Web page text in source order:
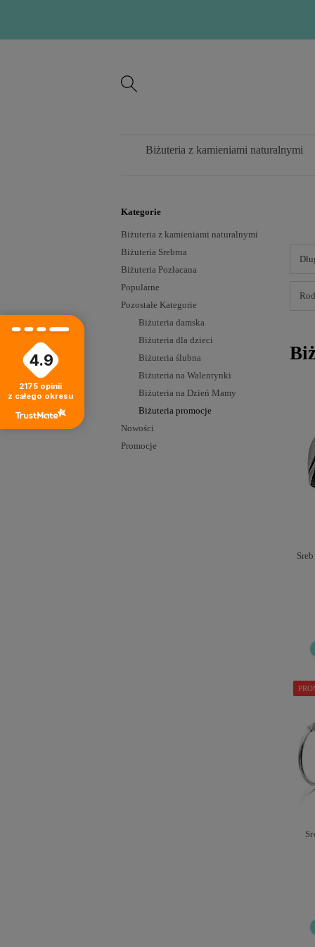
Biżuteria z kamieniami naturalnymi
Kategorie
Biżuteria z kamieniami naturalnymi
Biżuteria Srebrna
Biżuteria Pozłacana
Popularne
Pozostałe Kategorie
Biżuteria damska
Biżuteria dla dzieci
Biżuteria ślubna
Biżuteria na Walentynki
Biżuteria na Dzień Mamy
Biżuteria promocje
Nowości
Promocje
4.9
2175 opinii
z całego okresu